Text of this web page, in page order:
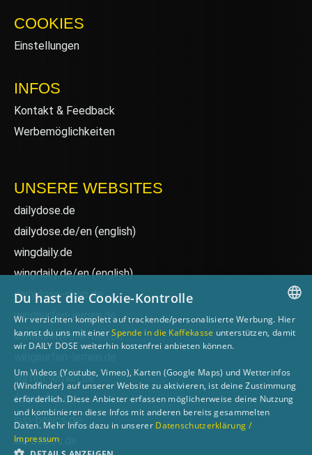
COOKIES
Einstellungen
INFOS
Kontakt & Feedback
Werbemöglichkeiten
UNSERE WEBSITES
dailydose.de
dailydose.de/en (english)
wingdaily.de
wingdaily.de/en(english)
dailydose-shop.de
windsurfen-lernen.de
wellenreiten-lernen.de
surfen-lernen.de
foilsurfen.de
sup-basics.de
ski-basics.de
GERMAN
Du hast die Cookie-Kontrolle
Wir verzichten komplett auf trackende/personalisierte Werbung. Hier
kannst du uns mit einerSpende in die Kaffekasse unterstützen, damit
wir DAILY DOSE weiterhin kostenfrei anbieten können.
Um Videos (Youtube, Vimeo), Karten (Google Maps) und Wetterinfos
(Windfinder) auf unserer Website zu aktivieren, ist deine Zustimmung
erforderlich. Diese Anbieter erfassen möglicherweise deine Nutzung
und kombinieren diese Infos mit anderen bereits gesammelten
Daten. Mehr Infos dazu in unserer Datenschutzerklärung /
Impressum